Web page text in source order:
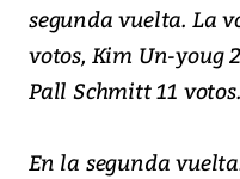
segunda vuelta. La
votos, Kim Un-youg
Pall Schmitt 11 votos.
En la segunda